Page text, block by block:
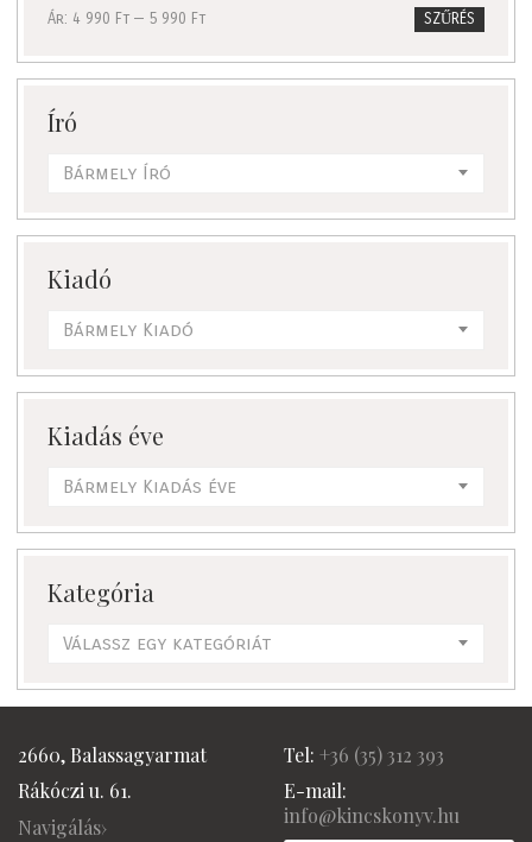
SZŰRÉS
Ár: 4 990 Ft — 5 990 Ft
Író
Bármely Író
Kiadó
Bármely Kiadó
Kiadás éve
Bármely Kiadás éve
Kategória
Válassz egy kategóriát
2660, Balassagyarmat
Rákóczi u. 61.
Navigálás›
Tel: +36 (35) 312 393
E-mail:
info@kincskonyv.hu